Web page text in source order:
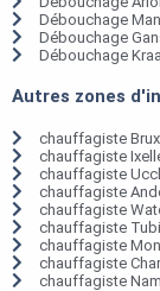
Débouchage
Débouchage
Débouchage
Autres zones
chauffagiste
chauffagiste
chauffagiste
chauffagiste
chauffagiste
chauffagiste
chauffagiste
chauffagiste
chauffagiste